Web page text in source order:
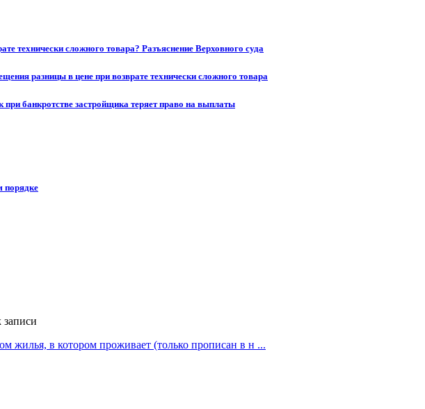
технически сложного товара? Разъяснение Верховного суда
разницы в цене при возврате технически сложного товара
банкротстве застройщика теряет право на выплаты
порядке
жилья, в котором проживает (только прописан в н ...